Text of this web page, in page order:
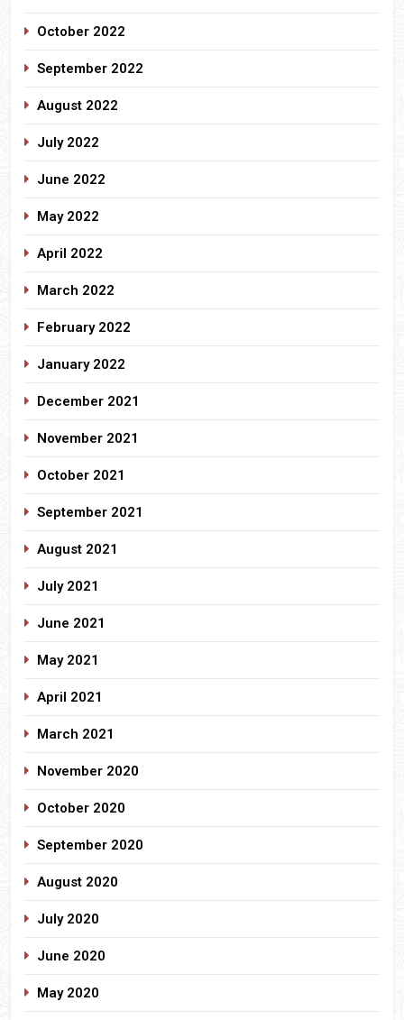
October 2022
September 2022
August 2022
July 2022
June 2022
May 2022
April 2022
March 2022
February 2022
January 2022
December 2021
November 2021
October 2021
September 2021
August 2021
July 2021
June 2021
May 2021
April 2021
March 2021
November 2020
October 2020
September 2020
August 2020
July 2020
June 2020
May 2020